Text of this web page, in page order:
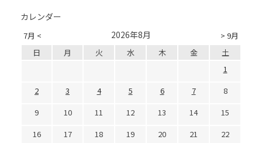
カレンダー
7月 < > 9月
2026年8月
日 月 火 水 木 金
土
1
2
3 4 5 6 7
8
9
10 11 12 13 14
15
16
17 18 19 20 21
22